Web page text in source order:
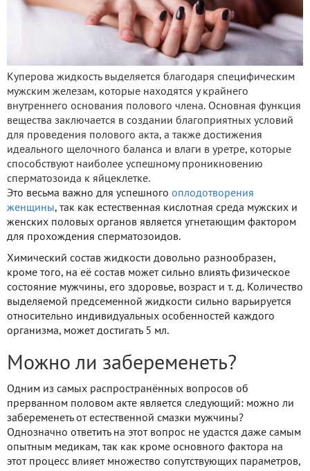
Куперова жидкость выделяется благодаря специфическим
мужским железам, которые находятся у крайнего
внутреннего основания полового члена. Основная функция
вещества заключается в создании благоприятных условий
для проведения полового акта, а также достижения
идеального щелочного баланса и влаги в уретре, которые
способствуют наиболее успешному проникновению
сперматозоида к яйцеклетке.
Это весьма важно для успешного оплодотворения
женщины, так как естественная кислотная среда мужских и
женских половых органов является угнетающим фактором
для прохождения сперматозоидов.
Химический состав жидкости довольно разнообразен,
кроме того, на её состав может сильно влиять физическое
состояние мужчины, его здоровье, возраст и т. д. Количество
выделяемой предсеменной жидкости сильно варьируется
относительно индивидуальных особенностей каждого
организма, может достигать 5 мл.
Можно ли забеременеть?
Одним из самых распространённых вопросов об
прерванном половом акте является следующий: можно ли
забеременеть от естественной смазки мужчины?
Однозначно ответить на этот вопрос не удастся даже самым
опытным медикам, так как кроме основного фактора на
этот процесс влияет множество сопутствующих параметров,